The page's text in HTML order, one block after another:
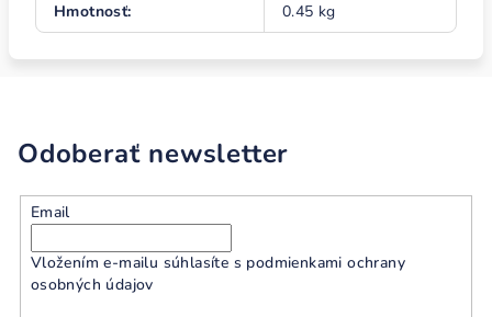
Hmotnosť: 0.45 kg
Odoberať newsletter
Email
Vložením e-mailu súhlasíte s podmienkami ochrany
osobných údajov